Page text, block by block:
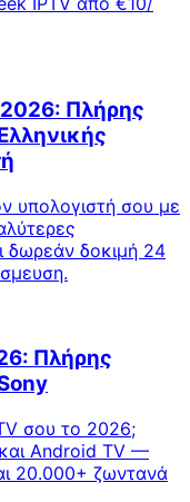
Πλήρης
υπολογιστή σου με
δωρεάν δοκιμή 24
Πλήρης
σου το 2026;
Android TV —
20.000+ ζωντανά